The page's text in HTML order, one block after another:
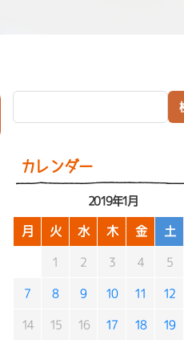
カレンダー
2019年1月
月 火 水 木 金 土
1 2 3 4 5
7 8 9 10 11 12
14 15 16 17 18 19